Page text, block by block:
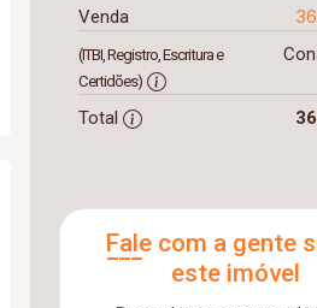
Venda
(ITBI, Registro, Escritura e
Certidões)
Total
Fale com a gente
este imóvel